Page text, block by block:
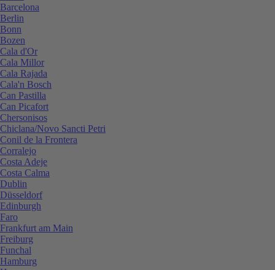
Barcelona
Berlin
Bonn
Bozen
Cala d'Or
Cala Millor
Cala Rajada
Cala'n Bosch
Can Pastilla
Can Picafort
Chersonisos
Chiclana/Novo Sancti Petri
Conil de la Frontera
Corralejo
Costa Adeje
Costa Calma
Dublin
Düsseldorf
Edinburgh
Faro
Frankfurt am Main
Freiburg
Funchal
Hamburg